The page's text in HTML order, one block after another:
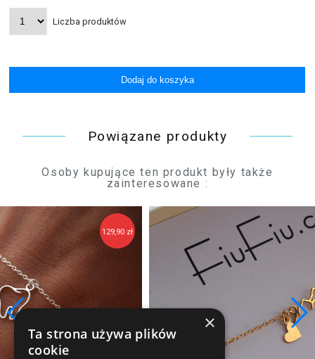
Liczba produktów
Powiązane produkty
Osoby kupujące ten produkt były także
zainteresowane :
×
Ta strona używa plików
cookie